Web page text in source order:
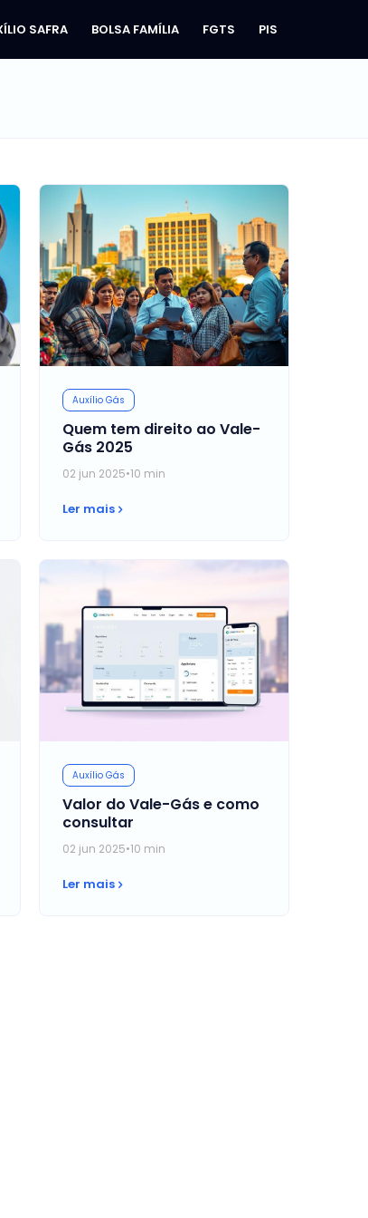
SAFRA BOLSA FAMÍLIA FGTS PIS
Auxílio Gás
Quem tem direito ao Vale-
Gás 2025
02 jun 2025•10 min
Ler mais
Auxílio Gás
Valor do Vale-Gás e como
consultar
02 jun 2025•10 min
Ler mais